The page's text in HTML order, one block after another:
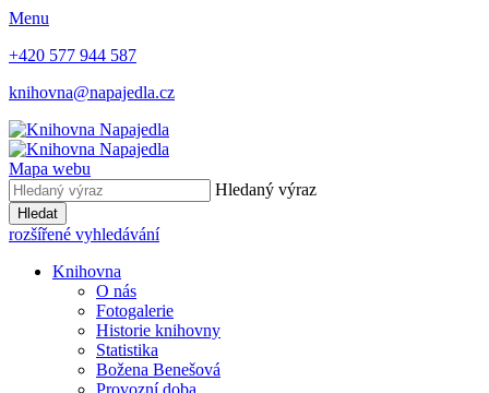
Menu
+420 577 944 587
knihovna@napajedla.cz
Mapa webu
Hledaný výraz
Hledat
rozšířené vyhledávání
Knihovna
O nás
Fotogalerie
Historie knihovny
Statistika
Božena Benešová
Provozní doba